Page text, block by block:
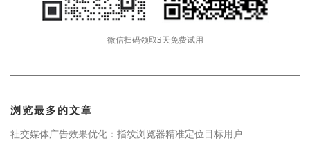
微信扫码领取3天免费试用
浏览最多的文章
社交媒体广告效果优化：指纹浏览器精准定位目标用户